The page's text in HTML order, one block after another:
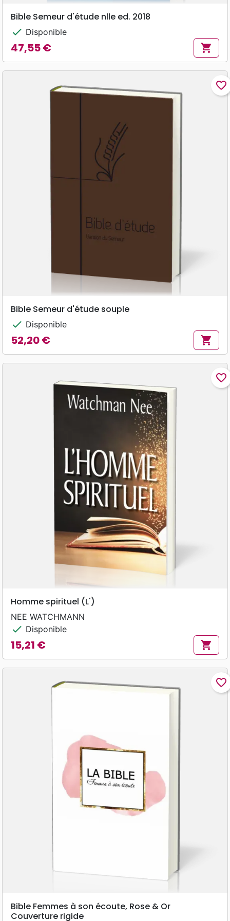
Bible Semeur d'étude nlle ed. 2018
check Disponible
Prix
47,55 € shopping_cart
favorite_border
Bible Semeur d'étude souple
check Disponible
Prix
52,20 € shopping_cart
favorite_border
Homme spirituel (L')
NEE WATCHMANN
check Disponible
Prix
15,21 € shopping_cart
favorite_border
Bible Femmes à son écoute, Rose & Or
Couverture rigide